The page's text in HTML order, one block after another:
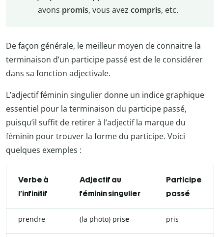
avons promis, vous avez compris, etc.
De façon générale, le meilleur moyen de connaitre la
terminaison d’un participe passé est de le considérer
dans sa fonction adjectivale.
L’adjectif féminin singulier donne un indice graphique
essentiel pour la terminaison du participe passé,
puisqu’il suffit de retirer à l’adjectif la marque du
féminin pour trouver la forme du participe. Voici
quelques exemples :
Verbe à
l’infinitif
Adjectif au
féminin singulier
Participe
passé
prendre (la photo) prise pris